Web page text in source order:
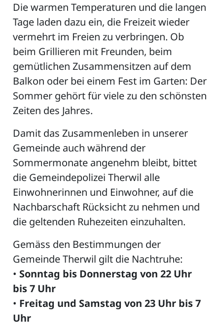
Die warmen Temperaturen und die langen
Tage laden dazu ein, die Freizeit wieder
vermehrt im Freien zu verbringen. Ob
beim Grillieren mit Freunden, beim
gemütlichen Zusammensitzen auf dem
Balkon oder bei einem Fest im Garten: Der
Sommer gehört für viele zu den schönsten
Zeiten des Jahres.
Damit das Zusammenleben in unserer
Gemeinde auch während der
Sommermonate angenehm bleibt, bittet
die Gemeindepolizei Therwil alle
Einwohnerinnen und Einwohner, auf die
Nachbarschaft Rücksicht zu nehmen und
die geltenden Ruhezeiten einzuhalten.
Gemäss den Bestimmungen der
Gemeinde Therwil gilt die Nachtruhe:
• Sonntag bis Donnerstag von 22 Uhr
bis 7 Uhr
• Freitag und Samstag von 23 Uhr bis 7
Uhr